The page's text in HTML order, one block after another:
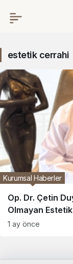
estetik cerrahi
Op. Dr. Çetin
Olmayan
Kurumsal Haberler
1 ay önce